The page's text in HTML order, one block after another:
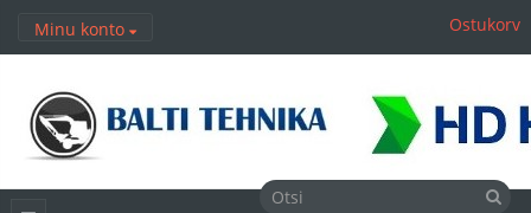
Minu konto Ostukorv